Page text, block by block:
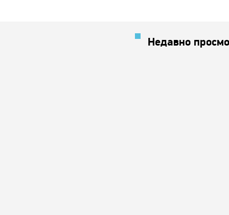
Недавно